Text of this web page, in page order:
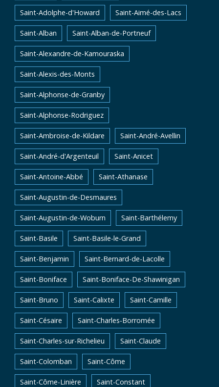
Saint-Adolphe-d'Howard Saint-Aimé-des-Lacs
Saint-Alban Saint-Alban-de-Portneuf
Saint-Alexandre-de-Kamouraska
Saint-Alexis-des-Monts
Saint-Alphonse-de-Granby
Saint-Alphonse-Rodriguez
Saint-Ambroise-de-Kildare Saint-André-Avellin
Saint-André-d'Argenteuil Saint-Anicet
Saint-Antoine-Abbé Saint-Athanase
Saint-Augustin-de-Desmaures
Saint-Augustin-de-Woburn Saint-Barthélemy
Saint-Basile Saint-Basile-le-Grand
Saint-Benjamin Saint-Bernard-de-Lacolle
Saint-Boniface Saint-Boniface-De-Shawinigan
Saint-Bruno Saint-Calixte Saint-Camille
Saint-Césaire Saint-Charles-Borromée
Saint-Charles-sur-Richelieu Saint-Claude
Saint-Colomban Saint-Côme
Saint-Côme-Linière Saint-Constant